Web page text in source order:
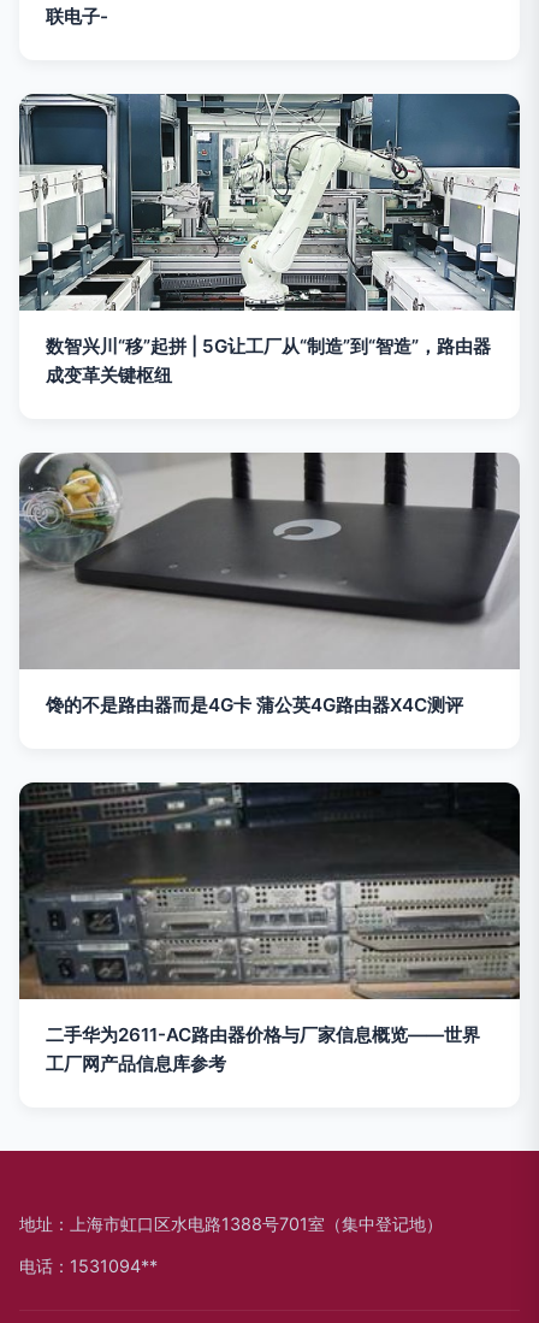
联电子-
数智兴川“移”起拼 | 5G让工厂从“制造”到“智造”，路由器
成变革关键枢纽
馋的不是路由器而是4G卡 蒲公英4G路由器X4C测评
二手华为2611-AC路由器价格与厂家信息概览——世界
工厂网产品信息库参考
地址：上海市虹口区水电路1388号701室（集中登记地）
电话：1531094**